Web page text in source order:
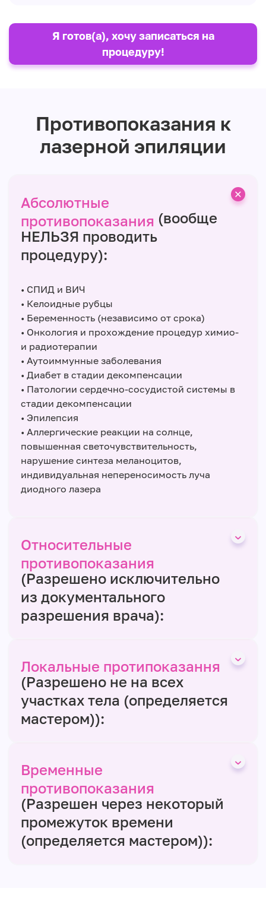
Я готов(а), хочу записаться на
процедуру!
Противопоказания к
лазерной эпиляции
Абсолютные
противопоказания (вообще
НЕЛЬЗЯ проводить
процедуру):
• СПИД и ВИЧ
• Келоидные рубцы
• Беременность (независимо от срока)
• Онкология и прохождение процедур химио-
и радиотерапии
• Аутоиммунные заболевания
• Диабет в стадии декомпенсации
• Патологии сердечно-сосудистой системы в
стадии декомпенсации
• Эпилепсия
• Аллергические реакции на солнце,
повышенная светочувствительность,
нарушение синтеза меланоцитов,
индивидуальная непереносимость луча
диодного лазера
Относительные
противопоказания
(Разрешено исключительно
из документального
разрешения врача):
Локальные протипоказання
(Разрешено не на всех
участках тела (определяется
мастером)):
Временные
противопоказания
(Разрешен через некоторый
промежуток времени
(определяется мастером)):